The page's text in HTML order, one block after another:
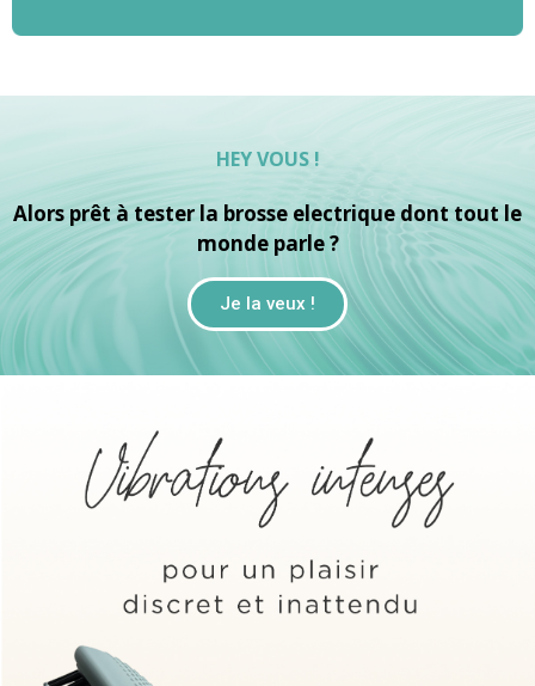
HEY VOUS !
Alors prêt à tester la brosse electrique dont tout le
monde parle ?
Je la veux !